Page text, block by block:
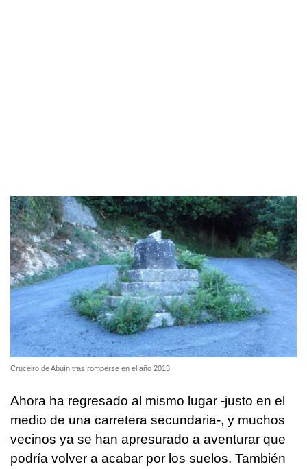
Cruceiro de Abuín tras romperse en el año 2013
Ahora ha regresado al mismo lugar -justo en el
medio de una carretera secundaria-, y muchos
vecinos ya se han apresurado a aventurar que
podría volver a acabar por los suelos. También